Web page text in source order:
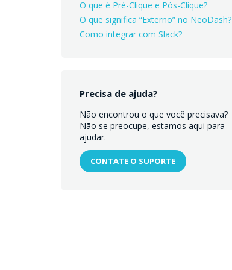
O que é Pré-Clique e Pós-Clique?
O que significa “Externo” no NeoDash?
Como integrar com Slack?
Precisa de ajuda?
Não encontrou o que você precisava?
Não se preocupe, estamos aqui para
ajudar.
CONTATE O SUPORTE